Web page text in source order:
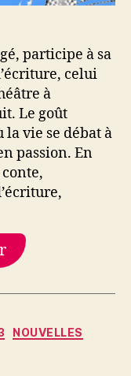
participe à sa
celui
à
Le goût
la vie se débat à
passion. En
NOUVELLES